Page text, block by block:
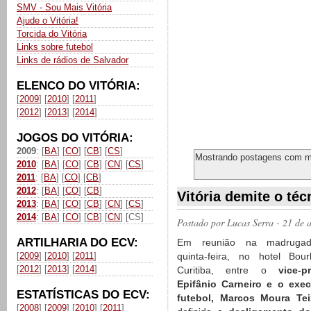
SMV - Sou Mais Vitória
Ajude o Vitória!
Torcida do Vitória
Links sobre futebol
Links de rádios de Salvador
ELENCO DO VITÓRIA:
[2009] [2010] [2011]
[2012] [2013] [2014]
JOGOS DO VITÓRIA:
2009: [BA] [CO] [CB] [CS]
2010: [BA] [CO] [CB] [CN] [CS]
2011: [BA] [CO] [CB]
2012: [BA] [CO] [CB]
2013: [BA] [CO] [CB] [CN] [CS]
2014: [BA] [CO] [CB] [CN] [CS]
ARTILHARIA DO ECV:
[2009] [2010] [2011]
[2012] [2013] [2014]
ESTATÍSTICAS DO ECV:
[2008] [2009] [2010] [2011]
Mostrando postagens com
Vitória demite o
Postado porLucas Serra - 21 de
Em reunião na
quinta-feira, no hotel
Curitiba, entre ovice-
Epifânio Carneiro e o
futebol, Marcos Moura